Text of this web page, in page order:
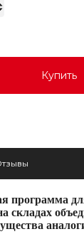
Купить
Купить
программа
складах